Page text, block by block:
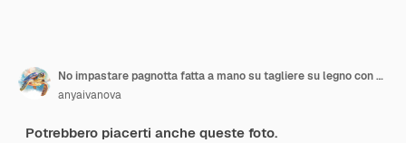
No impastare pagnotta fatta a mano su tagliere su legno con asciugamano di lino orecchie di farro Tedesco Bauernbrot significa pane contadino rustico in inglese Pane integrale di segale cotto in padella di ceramica a casa
anyaivanova
Potrebbero piacerti anche queste foto.